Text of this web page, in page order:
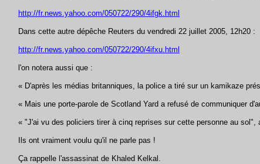
http://fr.news.yahoo.com/050722/290/4ifgk.html
Dans cette autre dépêche Reuters du vendredi 22 juillet 2005, 12h20 :
http://fr.news.yahoo.com/050722/290/4ifxu.html
l'on notera aussi que :
« D'après les médias britanniques, la police a tiré sur un kamikaze
« Mais une porte-parole de Scotland Yard a refusé de communiquer
« "J'ai vu des policiers tirer à cinq reprises sur cette personne au sol",
Ils ont vraiment voulu qu'il ne parle pas !
Ça rappelle l'assassinat de Khaled Kelkal.